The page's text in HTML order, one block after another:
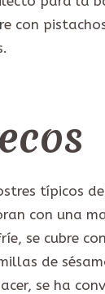
con
típicos
con una
se cubre
de
se ha